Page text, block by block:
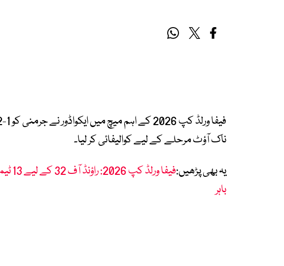
ناک آؤٹ مرحلے کے لیے کوالیفائی کر لیا۔
یہ بھی پڑھیں:
باہر